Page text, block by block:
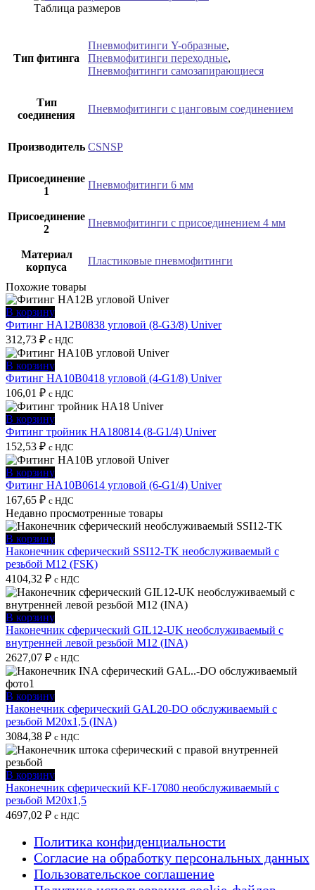
Таблица размеров
Тип фитинга
Пневмофитинги Y-образные,
Пневмофитинги переходные,
Пневмофитинги самозапирающиеся
Тип
соединения
Пневмофитинги с цанговым соединением
Производитель CSNSP
Присоединение
1
Пневмофитинги 6 мм
Присоединение
2
Пневмофитинги с присоединением 4 мм
Материал
корпуса
Пластиковые пневмофитинги
Похожие товары
В корзину
Фитинг HA12B0838 угловой (8-G3/8) Univer
312,73 ₽ с НДС
В корзину
Фитинг HA10B0418 угловой (4-G1/8) Univer
106,01 ₽ с НДС
В корзину
Фитинг тройник HA180814 (8-G1/4) Univer
152,53 ₽ с НДС
В корзину
Фитинг HA10B0614 угловой (6-G1/4) Univer
167,65 ₽ с НДС
Недавно просмотренные товары
В корзину
Наконечник сферический SSI12-TK необслуживаемый с
резьбой M12 (FSK)
4104,32 ₽ с НДС
В корзину
Наконечник сферический GIL12-UK необслуживаемый с
внутренней левой резьбой M12 (INA)
2627,07 ₽ с НДС
В корзину
Наконечник сферический GAL20-DO обслуживаемый с
резьбой M20x1,5 (INA)
3084,38 ₽ с НДС
В корзину
Наконечник сферический KF-17080 необслуживаемый с
резьбой M20x1,5
4697,02 ₽ с НДС
Политика конфиденциальности
Согласие на обработку персональных данных
Пользовательское соглашение